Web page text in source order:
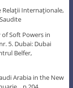
Internaţionale,
of Soft Powers in
5. Dubai: Dubai
Belfer,
Arabia in the New